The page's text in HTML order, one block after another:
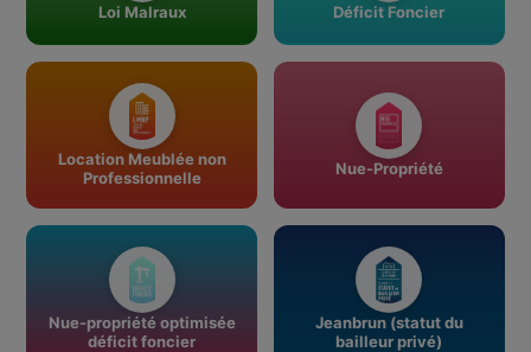
Loi Malraux Déficit Foncier
Location Meublée non
Professionnelle
Nue-Propriété
Nue-propriété optimisée
déficit foncier
Jeanbrun (statut du
bailleur privé)